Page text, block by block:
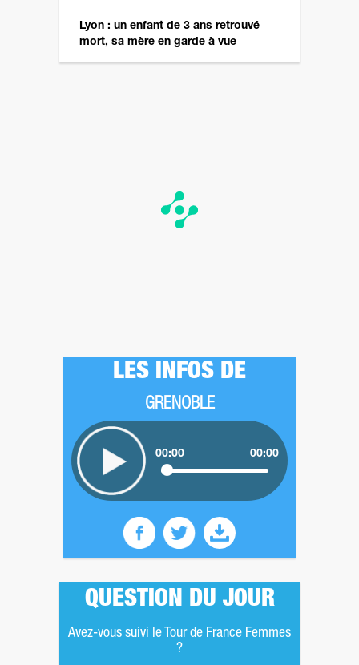
Lyon : un enfant de 3 ans retrouvé
mort, sa mère en garde à vue
LES INFOS DE
GRENOBLE
00:00 00:00
QUESTION DU JOUR
Avez-vous suivi le Tour de France Femmes
?